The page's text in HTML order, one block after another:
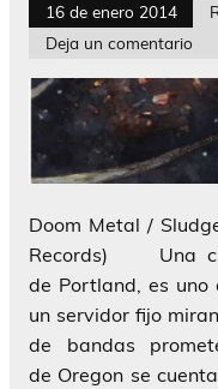
16 de enero 2014
Deja un comentario
Doom Metal /
Records) Una
de Portland, es uno
un servidor fijo
de bandas
de Oregon se